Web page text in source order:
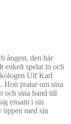
ångest, den här
enkelt spelat in och
Ulf Karl
pratar om sina
och sina band till
ensam i sin
öppen med sin